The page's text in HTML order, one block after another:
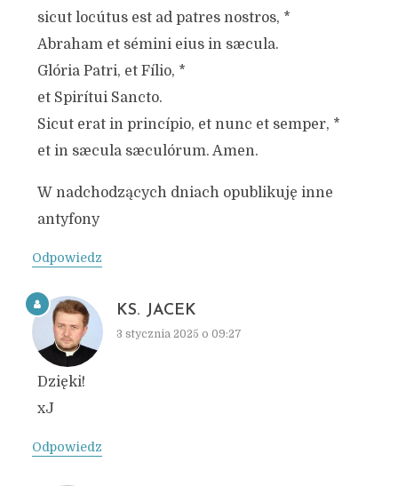
sicut locútus est ad patres nostros, *
Abraham et sémini eius in sæcula.
Glória Patri, et Fílio, *
et Spirítui Sancto.
Sicut erat in princípio, et nunc et semper, *
et in sæcula sæculórum. Amen.
W nadchodzących dniach opublikuję inne
antyfony
Odpowiedz
KS. JACEK
3 stycznia 2025 o 09:27
Dzięki!
xJ
Odpowiedz